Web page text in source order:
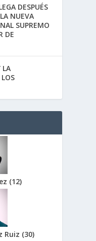
DESPUÉS
NUEVA
SUPREMO
DE
LA
(12)
Ruiz (30)